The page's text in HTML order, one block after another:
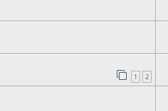
1 2